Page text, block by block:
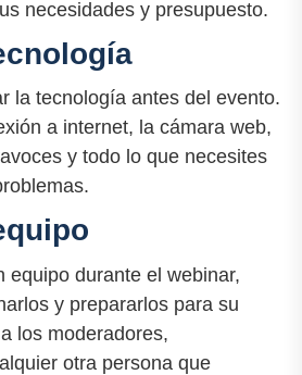
necesidades y presupuesto.
la tecnología antes del evento.
a internet, la cámara web,
y todo lo que necesites
equipo durante el webinar,
y prepararlos para su
los moderadores,
otra persona que